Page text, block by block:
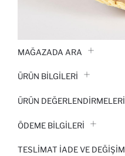
MAĞAZADA ARA
ÜRÜN BILGILERI
ÜRÜN DEĞERLENDİRMELERİ
ÖDEME BİLGİLERİ
TESLIMAT İADE VE DEĞIŞIM